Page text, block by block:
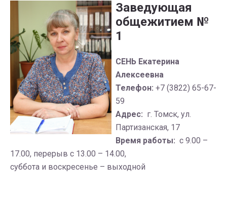
Заведующая
общежитием №
1
СЕНЬ Екатерина
Алексеевна
Телефон: +7 (3822) 65-67-
59
Адрес: г. Томск, ул.
Партизанская, 17
Время работы: с 9.00 –
17.00, перерыв с 13.00 – 14.00,
суббота и воскресенье – выходной